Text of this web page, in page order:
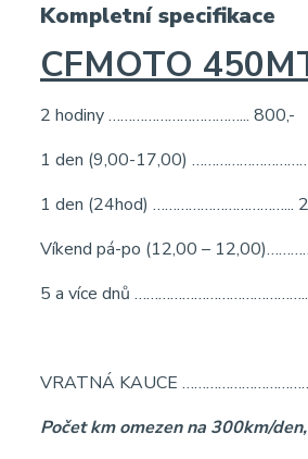
Kompletní specifikace
CFMOTO
2 hodiny ……………………………... 800,-
1 den (9,00-17,00)
1 den (24hod) ……………………………...
Víkend pá-po (12,00 –
5 a více dnů ……………………………………..
VRATNÁ KAUCE
Počet km omezen na 300km/